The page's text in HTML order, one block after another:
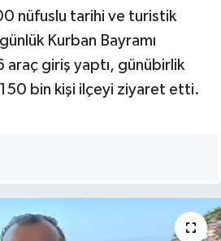
nüfuslu tarihi ve turistik
Kurban Bayramı
giriş yaptı, günübirlik
bin kişi ilçeyi ziyaret etti.